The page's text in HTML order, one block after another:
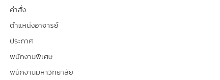
คำสั่ง
ตำแหน่งอาจารย์
ประกาศ
พนักงานพิเศษ
พนักงานมหาวิทยาลัย